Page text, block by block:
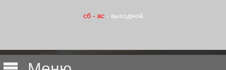
сб - вс - выходной